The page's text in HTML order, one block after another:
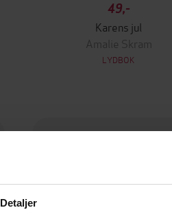
Detaljer
49,-
Karens jul
Amalie Skram
LYDBOK